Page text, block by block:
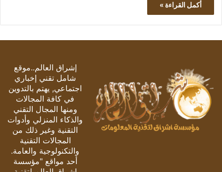
أكمل القراءة »
إشراق العالم..موقع
شامل تقني إخباري
اجتماعي, يهتم بالتدوين
في كافة المجالات
ومنها المجال التقني
والذكاء المنزلي وأدوات
التقنية وغير ذلك من
المجالات التقنية
والتكنولوجية والعامة.
أحد مواقع "مؤسسة